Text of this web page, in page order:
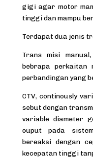
gigi agar motor
tinggi dan mampu
Terdapat dua jenis
Trans misi
bebrapa perkaitan
perbandingan yang
CTV, continously
sebut dengan
variable diameter
ouput pada
bereaksi dengan
kecepatan tinggi